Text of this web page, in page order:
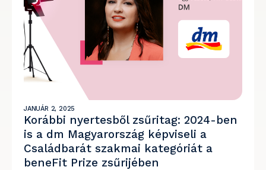
JANUÁR 2, 2025
Korábbi nyertesből zsűritag: 2024-ben
is a dm Magyarország képviseli a
Családbarát szakmai kategóriát a
beneFit Prize zsűrijében